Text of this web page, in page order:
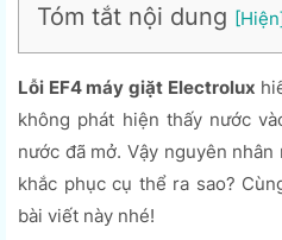
Tóm tắt nội dung
Lỗi EF4 máy giặt Electrolux
không phát hiện thấy nước
nước đã mở. Vậy nguyên
khắc phục cụ thể ra sao?
bài viết này nhé!